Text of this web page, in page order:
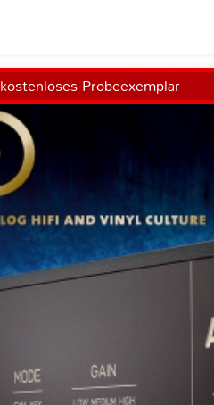
kostenloses Probeexemplar